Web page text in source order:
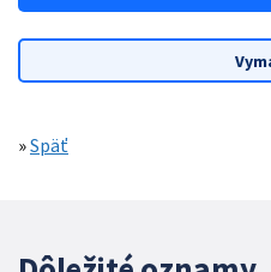
»Späť